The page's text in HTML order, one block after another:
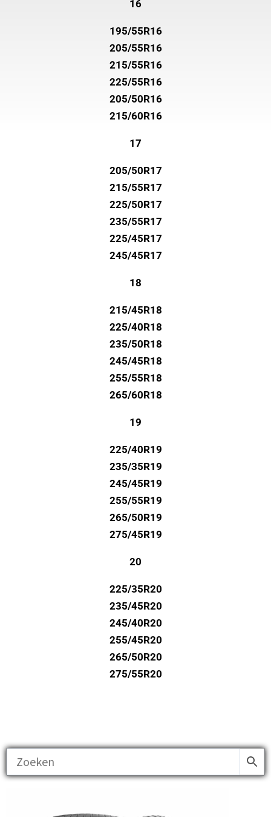
16
195/55R16
205/55R16
215/55R16
225/55R16
205/50R16
215/60R16
17
205/50R17
215/55R17
225/50R17
235/55R17
225/45R17
245/45R17
18
215/45R18
225/40R18
235/50R18
245/45R18
255/55R18
265/60R18
19
225/40R19
235/35R19
245/45R19
255/55R19
265/50R19
275/45R19
20
225/35R20
235/45R20
245/40R20
255/45R20
265/50R20
275/55R20